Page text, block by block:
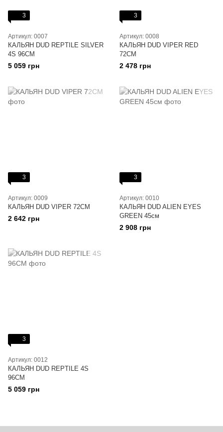
3
Артикул: 0007
КАЛЬЯН DUD REPTILE SILVER
4S 96CM
5 059 грн
3
Артикул: 0008
КАЛЬЯН DUD VIPER RED
72CM
2 478 грн
3
Артикул: 0009
КАЛЬЯН DUD VIPER 72CM
2 642 грн
3
Артикул: 0010
КАЛЬЯН DUD ALIEN EYES
GREEN 45см
2 908 грн
3
Артикул: 0012
КАЛЬЯН DUD REPTILE 4S
96CM
5 059 грн